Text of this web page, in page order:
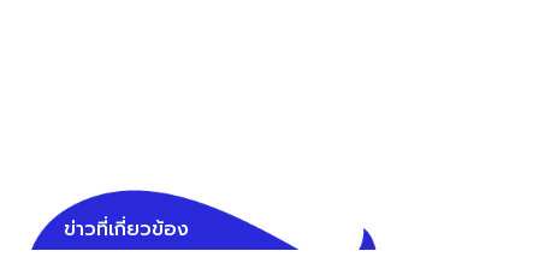
ข่าวที่เกี่ยวข้อง